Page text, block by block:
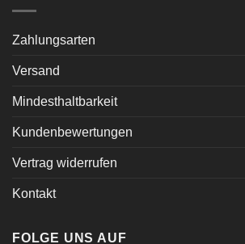
Zahlungsarten
Versand
Mindesthaltbarkeit
Kundenbewertungen
Vertrag widerrufen
Kontakt
FOLGE UNS AUF